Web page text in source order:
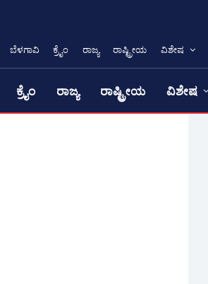
ಬೆಳಗಾವಿ ಕ್ರೈಂ ರಾಜ್ಯ ರಾಷ್ಟ್ರೀಯ ವಿಶೇಷ
ಕ್ರೈಂ ರಾಜ್ಯ ರಾಷ್ಟ್ರೀಯ ವಿಶೇಷ